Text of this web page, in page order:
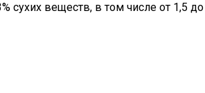
сухих веществ, в том числе от 1,5